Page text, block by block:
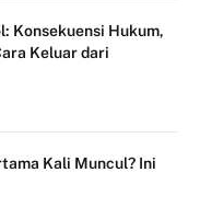
Konsekuensi Hukum,
Keluar dari
Kali Muncul? Ini